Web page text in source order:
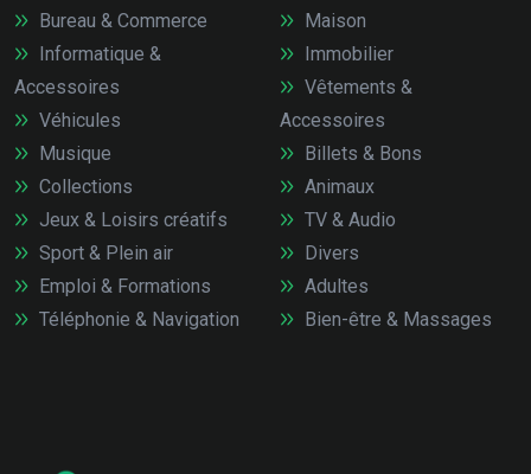
Bureau & Commerce
Informatique &
Accessoires
Véhicules
Maison
Immobilier
Vêtements &
Accessoires
Musique
Collections
Jeux & Loisirs créatifs
Sport & Plein air
Emploi & Formations
Téléphonie & Navigation
Billets & Bons
Animaux
TV & Audio
Divers
Adultes
Bien-être & Massages